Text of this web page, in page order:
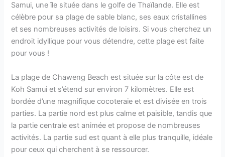
Samui, une île située dans le golfe de Thaïlande. Elle est
célèbre pour sa plage de sable blanc, ses eaux cristallines
et ses nombreuses activités de loisirs. Si vous cherchez un
endroit idyllique pour vous détendre, cette plage est faite
pour vous !
La plage de Chaweng Beach est située sur la côte est de
Koh Samui et s’étend sur environ 7 kilomètres. Elle est
bordée d’une magnifique cocoteraie et est divisée en trois
parties. La partie nord est plus calme et paisible, tandis que
la partie centrale est animée et propose de nombreuses
activités. La partie sud est quant à elle plus tranquille, idéale
pour ceux qui cherchent à se ressourcer.